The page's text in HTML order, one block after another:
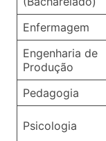
Enfermagem
Engenharia de
Produção
Pedagogia
Psicologia